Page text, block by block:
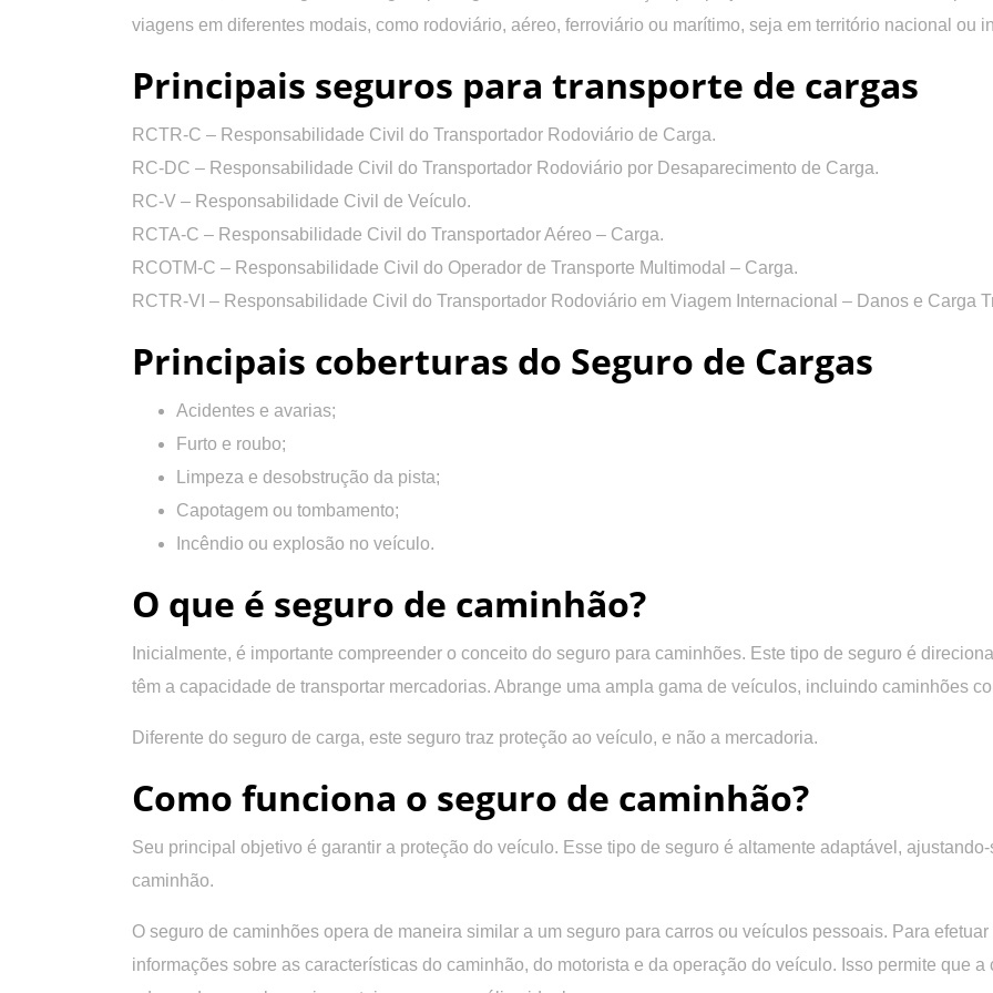
viagens em diferentes modais, como rodoviário, aéreo, ferroviário ou marítimo, seja em território nacional ou
Principais seguros para transporte de cargas
RCTR-C – Responsabilidade Civil do Transportador Rodoviário de Carga.
RC-DC – Responsabilidade Civil do Transportador Rodoviário por Desaparecimento de Carga.
RC-V – Responsabilidade Civil de Veículo.
RCTA-C – Responsabilidade Civil do Transportador Aéreo – Carga.
RCOTM-C – Responsabilidade Civil do Operador de Transporte Multimodal – Carga.
RCTR-VI – Responsabilidade Civil do Transportador Rodoviário em Viagem Internacional – Danos e Carga
Principais coberturas do Seguro de Cargas
Acidentes e avarias;
Furto e roubo;
Limpeza e desobstrução da pista;
Capotagem ou tombamento;
Incêndio ou explosão no veículo.
O que é seguro de caminhão?
Inicialmente, é importante compreender o conceito do seguro para caminhões. Este tipo de seguro é
têm a capacidade de transportar mercadorias. Abrange uma ampla gama de veículos, incluindo caminhões
Diferente do seguro de carga, este seguro traz proteção ao veículo, e não a mercadoria.
Como funciona o seguro de caminhão?
Seu principal objetivo é garantir a proteção do veículo. Esse tipo de seguro é altamente adaptável,
caminhão.
O seguro de caminhões opera de maneira similar a um seguro para carros ou veículos pessoais. Para
informações sobre as características do caminhão, do motorista e da operação do veículo. Isso permite que